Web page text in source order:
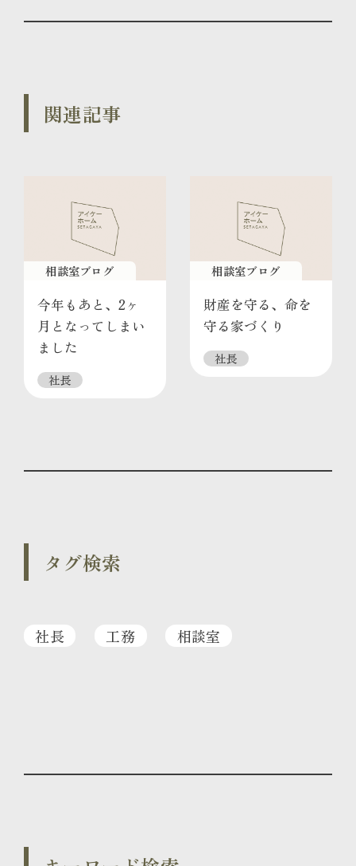
関連記事
相談室ブログ
今年もあと、2ヶ
月となってしまい
ました
社長
相談室ブログ
財産を守る、命を
守る家づくり
社長
タグ検索
社長 工務 相談室